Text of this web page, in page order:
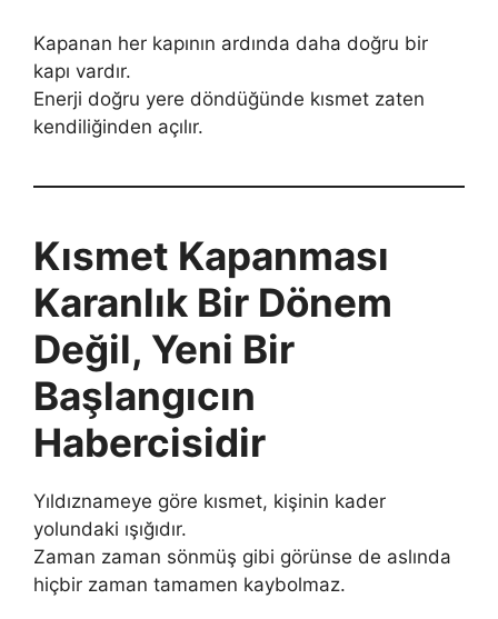
Kapanan her kapının ardında daha doğru bir
kapı vardır.
Enerji doğru yere döndüğünde kısmet zaten
kendiliğinden açılır.
Kısmet Kapanması
Karanlık Bir Dönem
Değil, Yeni Bir
Başlangıcın
Habercisidir
Yıldıznameye göre kısmet, kişinin kader
yolundaki ışığıdır.
Zaman zaman sönmüş gibi görünse de aslında
hiçbir zaman tamamen kaybolmaz.